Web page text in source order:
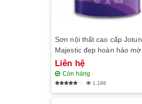
Sơn nội thất cao cấp Jotun
Majestic đẹp hoàn hảo mờ
Liên hệ
Còn hàng
1,186